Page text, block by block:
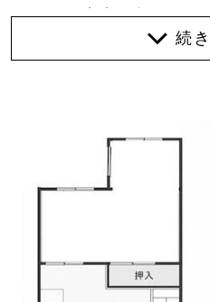
いていた未来へ向かって
……とは言っても、少し
今の時代は、古い建物を
がひとつの文化になって
もあります。